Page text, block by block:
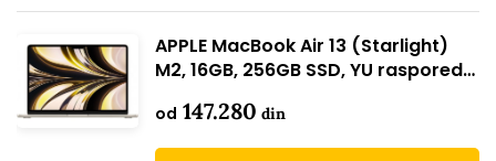
APPLE MacBook Air 13 (Starlight)
M2, 16GB, 256GB SSD, YU raspored
od 147.280 din